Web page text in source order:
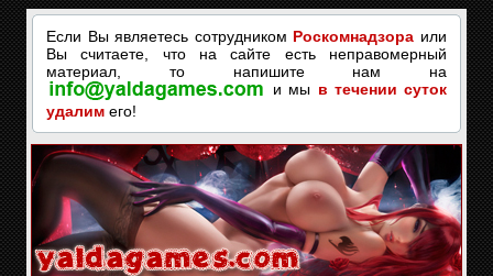
Если Вы являетесь сотрудником Роскомнадзора или
Вы считаете, что на сайте есть неправомерный
материал, то напишите нам на
и мы в течении суток
удалим его!